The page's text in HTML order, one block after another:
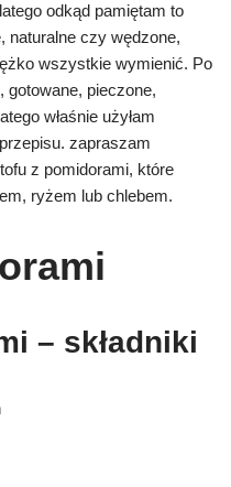
odkąd pamiętam to
naturalne czy wędzone,
wszystkie wymienić. Po
gotowane, pieczone,
właśnie użyłam
zapraszam
z pomidorami, które
ryżem lub chlebem.
– składniki